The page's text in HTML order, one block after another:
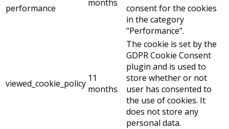
performance
months
consent for the cookies
in the category
"Performance".
viewed_cookie_policy 11
months
The cookie is set by the
GDPR Cookie Consent
plugin and is used to
store whether or not
user has consented to
the use of cookies. It
does not store any
personal data.